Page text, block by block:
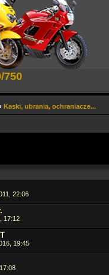
750
‹ Kaski, ubrania, ochraniacze...
22:06
17:12
19:45